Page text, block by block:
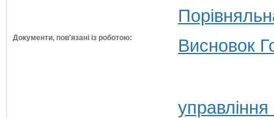
Документи, пов'язані із роботою: Висновок